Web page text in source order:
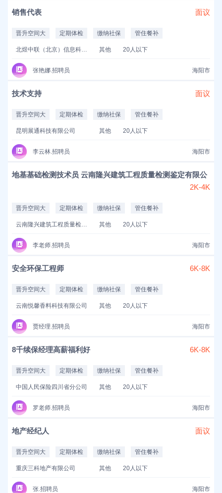
销售代表 面议
晋升空间大 定期体检 缴纳社保 管住餐补
北煜中联（北京）信息科技有限公司 其他 20人以下
张艳娜.招聘员 海阳市
技术支持 面议
晋升空间大 定期体检 缴纳社保 管住餐补
昆明展通科技有限公司 其他 20人以下
李云林.招聘员 海阳市
地基基础检测技术员 云南隆兴建筑工程质量检测鉴定有限公
2K-4K
晋升空间大 定期体检 缴纳社保 管住餐补
云南隆兴建筑工程质量检测鉴定有限公司 其他 20人以下
李老师.招聘员 海阳市
安全环保工程师 6K-8K
晋升空间大 定期体检 缴纳社保 管住餐补
云南悦馨香料科技有限公司 其他 20人以下
贾经理.招聘员 海阳市
8千续保经理高薪福利好 6K-8K
晋升空间大 定期体检 缴纳社保 管住餐补
中国人民保险四川省分公司 其他 20人以下
罗老师.招聘员 海阳市
地产经纪人 面议
晋升空间大 定期体检 缴纳社保 管住餐补
重庆三科地产有限公司 其他 20人以下
张.招聘员 海阳市